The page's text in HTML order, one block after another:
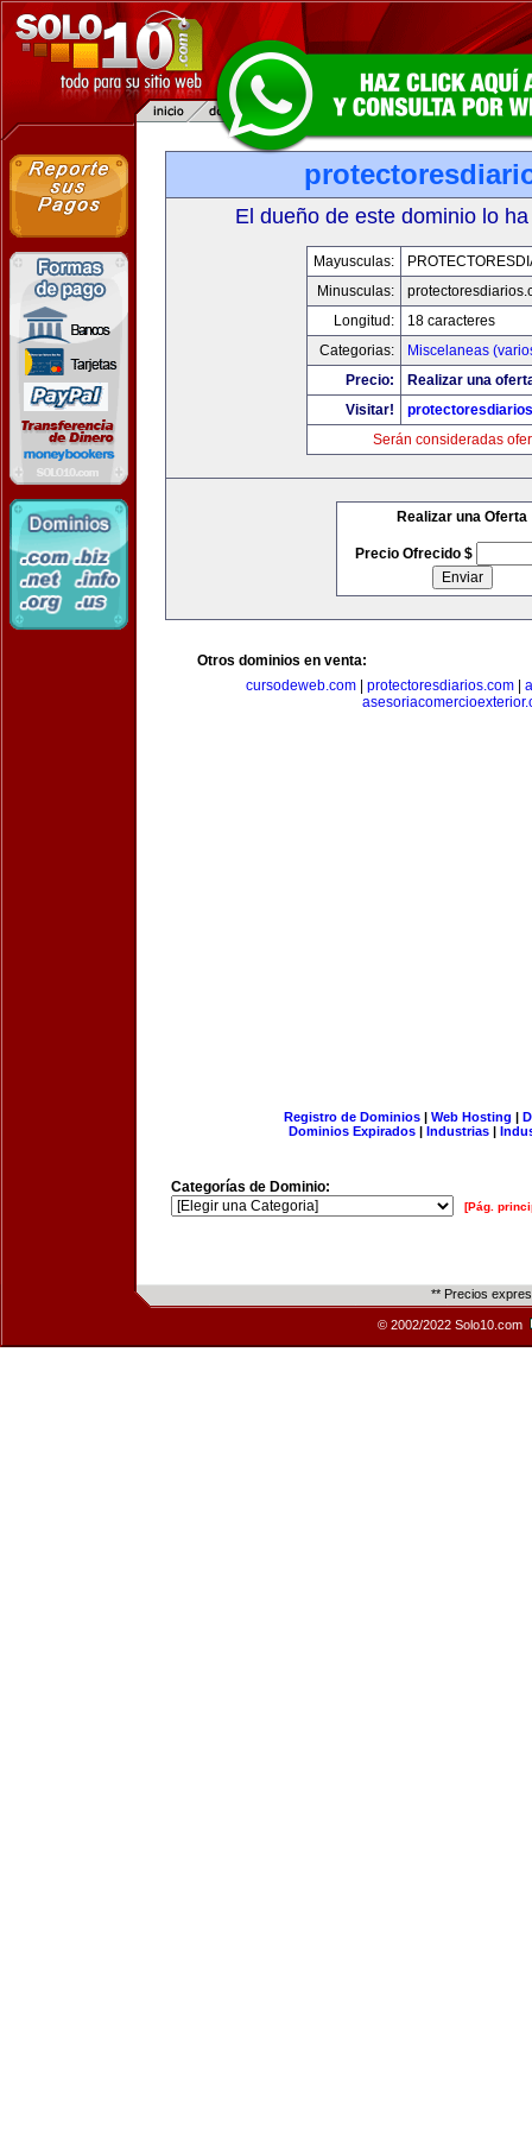
El dueño de este dominio lo
Mayusculas:
Minusculas:
Longitud:
18 caracteres
Categorias:
Miscelaneas
Precio:
Realizar una
Visitar!
Serán consideradas
Realizar una Oferta
Precio Ofrecido $
Otros dominios en venta:
cursodeweb.com
protectoresdiarios.com
Registro de Dominios| Web Hosting |
Dominios Expirados | Industrias |
Categorías de Dominio:
[Pág.
** Precios
© 2002/2022 Solo10.com